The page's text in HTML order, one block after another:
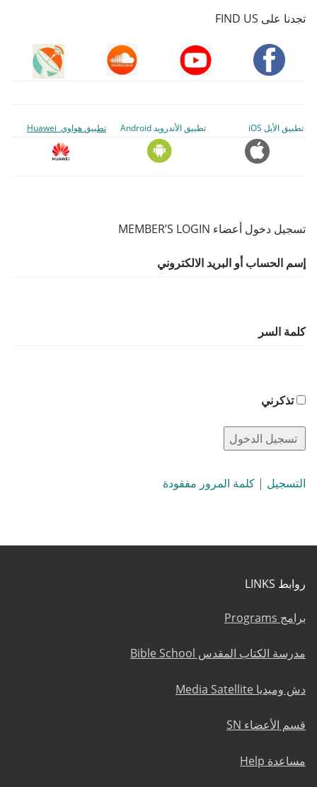
تجدنا على FIND US
تطبيق الأبل iOS تطبيق الأندرويد Android تطبيق هواوي Huawei
تسجيل دخول أعضاء MEMBER’S LOGIN
إسم الحساب أو البريد الالكتروني
كلمة السر
تذكرني
التسجيل | كلمة المرور مفقودة
روابط LINKS
برامج Programs
مدرسة الكتاب المقدس Bible School
دش وميديا Media Satellite
قسم الأعضاء SN
مساعدة Help